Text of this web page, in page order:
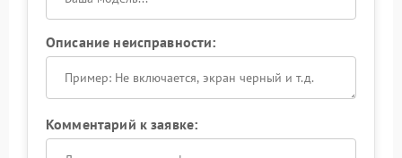
Описание неисправности:
Комментарий к заявке: